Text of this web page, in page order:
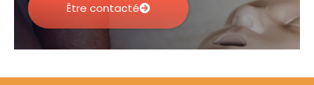
Être contacté